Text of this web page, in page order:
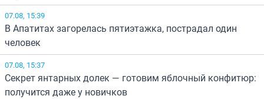
07.08, 15:39
В Апатитах загорелась пятиэтажка, пострадал один
человек
07.08, 15:37
Секрет янтарных долек — готовим яблочный конфитюр:
получится даже у новичков